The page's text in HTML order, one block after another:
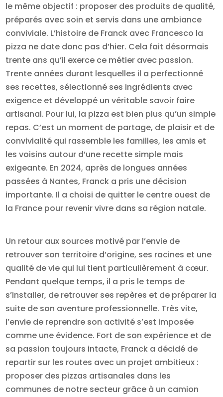
le même objectif : proposer des produits de qualité,
préparés avec soin et servis dans une ambiance
conviviale. L’histoire de Franck avec Francesco la
pizza ne date donc pas d’hier. Cela fait désormais
trente ans qu’il exerce ce métier avec passion.
Trente années durant lesquelles il a perfectionné
ses recettes, sélectionné ses ingrédients avec
exigence et développé un véritable savoir faire
artisanal. Pour lui, la pizza est bien plus qu’un simple
repas. C’est un moment de partage, de plaisir et de
convivialité qui rassemble les familles, les amis et
les voisins autour d’une recette simple mais
exigeante. En 2024, après de longues années
passées à Nantes, Franck a pris une décision
importante. Il a choisi de quitter le centre ouest de
la France pour revenir vivre dans sa région natale.
Un retour aux sources motivé par l’envie de
retrouver son territoire d’origine, ses racines et une
qualité de vie qui lui tient particulièrement à cœur.
Pendant quelque temps, il a pris le temps de
s’installer, de retrouver ses repères et de préparer la
suite de son aventure professionnelle. Très vite,
l’envie de reprendre son activité s’est imposée
comme une évidence. Fort de son expérience et de
sa passion toujours intacte, Franck a décidé de
repartir sur les routes avec un projet ambitieux :
proposer des pizzas artisanales dans les
communes de notre secteur grâce à un camion